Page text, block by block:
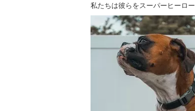
私たちは彼らをスーパーヒーロ